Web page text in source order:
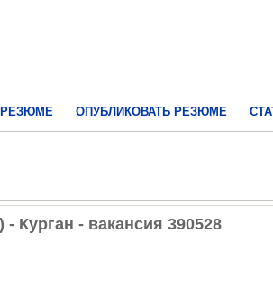
РЕЗЮМЕ ОПУБЛИКОВАТЬ РЕЗЮМЕ
Курган - вакансия 390528